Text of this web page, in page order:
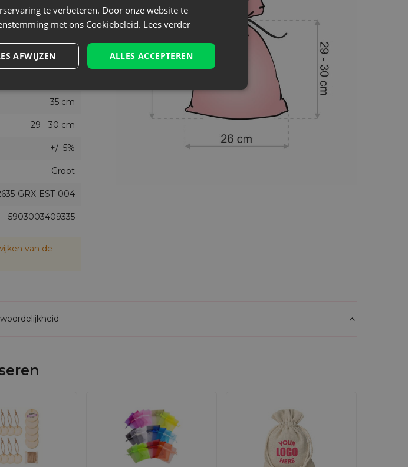
Ja
26 cm
35 cm
29 - 30 cm
+/- 5%
Groot
GRX-EST-004
5903003409335
van de
te verbeteren. Door onze website te
met ons Cookiebeleid. Lees verder
ALLES ACCEPTEREN
AFWIJZEN